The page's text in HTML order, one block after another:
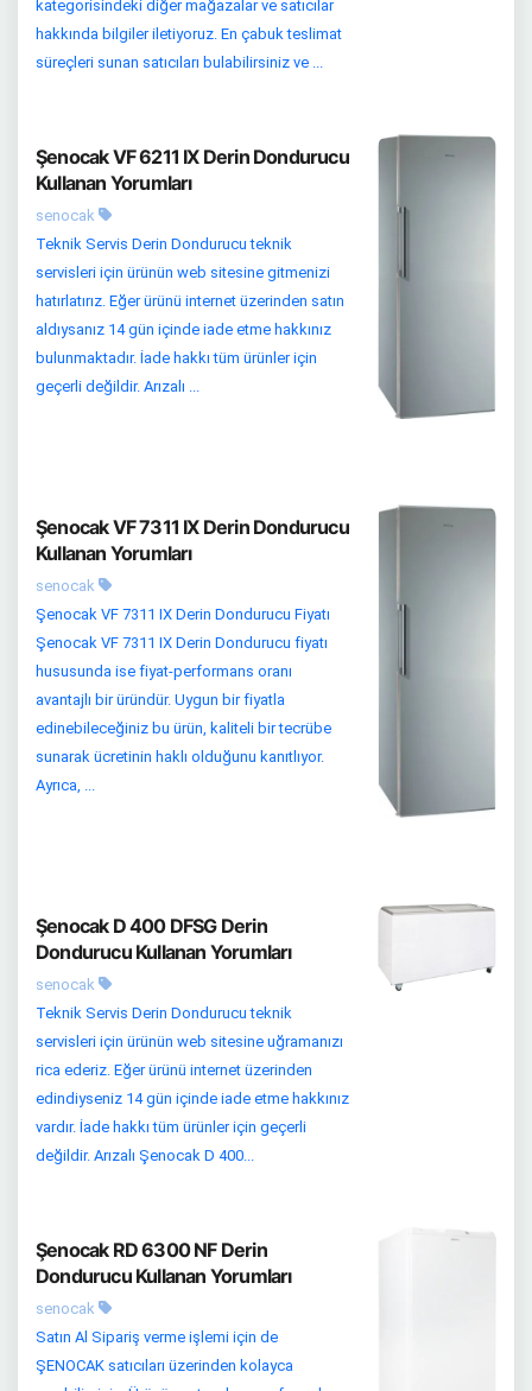
kategorisindeki diğer mağazalar ve satıcılar
hakkında bilgiler iletiyoruz. En çabuk teslimat
süreçleri sunan satıcıları bulabilirsiniz ve ...
Şenocak VF 6211 IX Derin Dondurucu
Kullanan Yorumları
senocak
Teknik Servis Derin Dondurucu teknik
servisleri için ürünün web sitesine gitmenizi
hatırlatırız. Eğer ürünü internet üzerinden satın
aldıysanız 14 gün içinde iade etme hakkınız
bulunmaktadır. İade hakkı tüm ürünler için
geçerli değildir. Arızalı ...
Şenocak VF 7311 IX Derin Dondurucu
Kullanan Yorumları
senocak
Şenocak VF 7311 IX Derin Dondurucu Fiyatı
Şenocak VF 7311 IX Derin Dondurucu fiyatı
hususunda ise fiyat-performans oranı
avantajlı bir üründür. Uygun bir fiyatla
edinebileceğiniz bu ürün, kaliteli bir tecrübe
sunarak ücretinin haklı olduğunu kanıtlıyor.
Ayrıca, ...
Şenocak D 400 DFSG Derin
Dondurucu Kullanan Yorumları
senocak
Teknik Servis Derin Dondurucu teknik
servisleri için ürünün web sitesine uğramanızı
rica ederiz. Eğer ürünü internet üzerinden
edindiyseniz 14 gün içinde iade etme hakkınız
vardır. İade hakkı tüm ürünler için geçerli
değildir. Arızalı Şenocak D 400...
Şenocak RD 6300 NF Derin
Dondurucu Kullanan Yorumları
senocak
Satın Al Sipariş verme işlemi için de
ŞENOCAK satıcıları üzerinden kolayca